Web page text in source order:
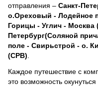
отправления – Санкт-
о.Ореховый - Лодейное
Горицы - Углич - Москва
Петербург(Соляной
поле - Свирьстрой - о.
(СРВ)
Каждое путешествие с
это возможность